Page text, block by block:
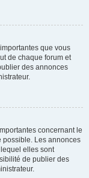
que vous
de chaque forum et
des annonces
concernant le
possible. Les annonces
elles sont
de publier des